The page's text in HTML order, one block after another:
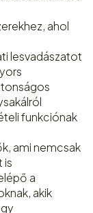
ahol
lesvadászatot
funkciónak
ami nemcsak
is
a
akik